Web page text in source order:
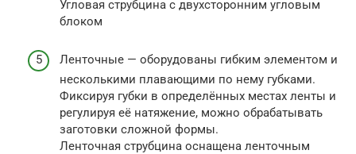
Угловая струбцина с двухсторонним угловым
блоком
Ленточные — оборудованы гибким элементом и
несколькими плавающими по нему губками.
Фиксируя губки в определённых местах ленты и
регулируя её натяжение, можно обрабатывать
заготовки сложной формы.
Ленточная струбцина оснащена ленточным